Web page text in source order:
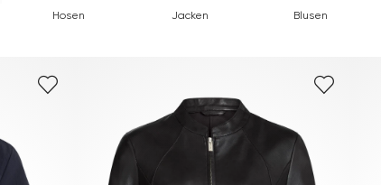
Hosen Jacken Blusen